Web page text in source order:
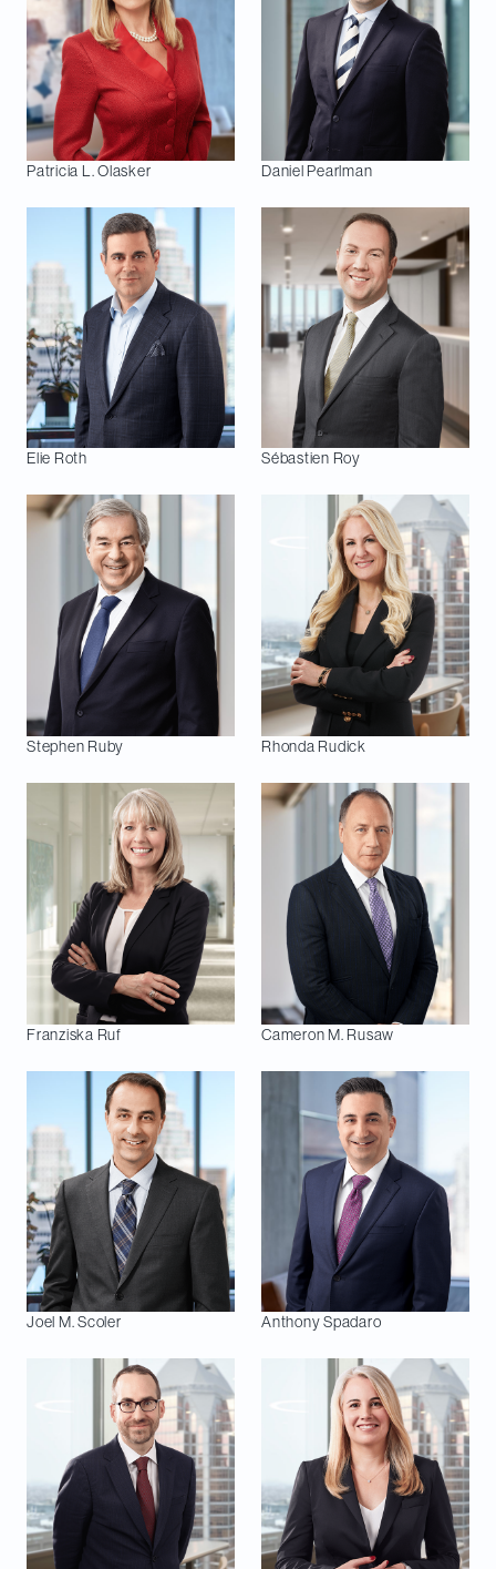
Patricia L.Olasker Daniel Pearlman
Elie Roth Sébastien Roy
StephenRuby Rhonda Rudick
Franziska Ruf Cameron M. Rusaw
Joel M.Scoler AnthonySpadaro